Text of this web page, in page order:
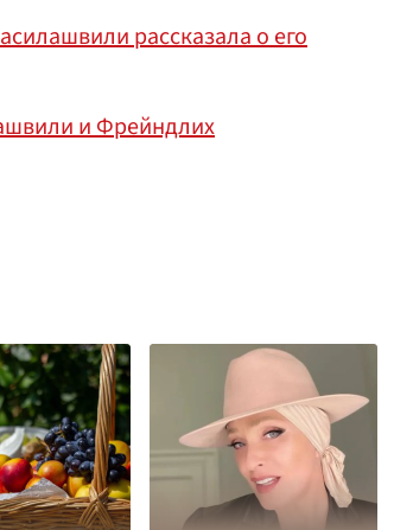
рассказала о его
и Фрейндлих